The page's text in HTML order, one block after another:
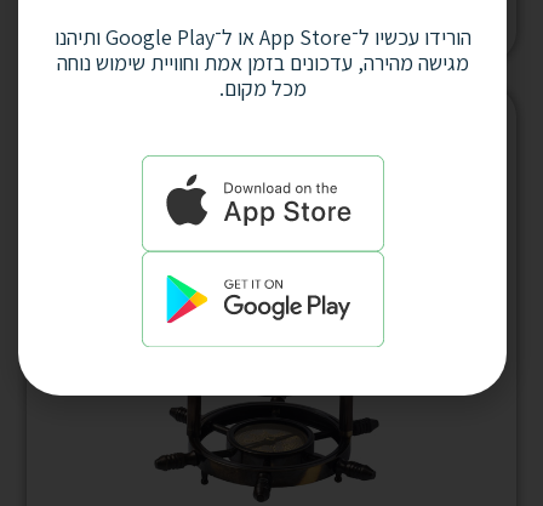
הורידו עכשיו ל־App Store או ל־Google Play ותיהנו
מגישה מהירה, עדכונים בזמן אמת וחוויית שימוש נוחה
מכל מקום.